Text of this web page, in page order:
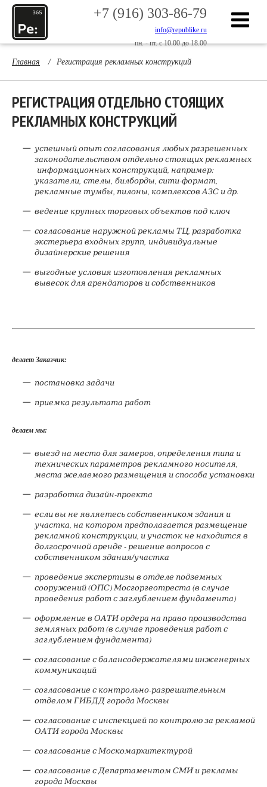
+7 (916) 303-86-79
info@republike.ru
пн. - пт. с 10.00 до 18.00
Главная / Регистрация рекламных конструкций
РЕГИСТРАЦИЯ ОТДЕЛЬНО СТОЯЩИХ
РЕКЛАМНЫХ КОНСТРУКЦИЙ
успешный опыт согласования любых разрешенных
законодательством отдельно стоящих рекламных
информационных конструкций, например:
указатели, стелы, билборды, сити-формат,
рекламные тумбы, пилоны, комплексов АЗС и др.
ведение крупных торговых объектов под ключ
согласование наружной рекламы ТЦ, разработка
экстерьера входных групп, индивидуальные
дизайнерские решения
выгодные условия изготовления рекламных
вывесок для арендаторов и собственников
делает Заказчик:
постановка задачи
приемка результата работ
делаем мы:
выезд на место для замеров, определения типа и
технических параметров рекламного носителя,
места желаемого размещения и способа установки
разработка дизайн-проекта
если вы не являетесь собственником здания и
участка, на котором предполагается размещение
рекламной конструкции, и участок не находится в
долгосрочной аренде - решение вопросов с
собственником здания/участка
проведение экспертизы в отделе подземных
сооружений (ОПС) Мосгоргеотреста (в случае
проведения работ с заглублением фундамента)
оформление в ОАТИ ордера на право производства
земляных работ (в случае проведения работ с
заглублением фундамента)
согласование с балансодержателями инженерных
коммуникаций
согласование с контрольно-разрешительным
отделом ГИБДД города Москвы
согласование с инспекцией по контролю за рекламой
ОАТИ города Москвы
согласование с Москомархитектурой
согласование с Департаментом СМИ и рекламы
города Москвы